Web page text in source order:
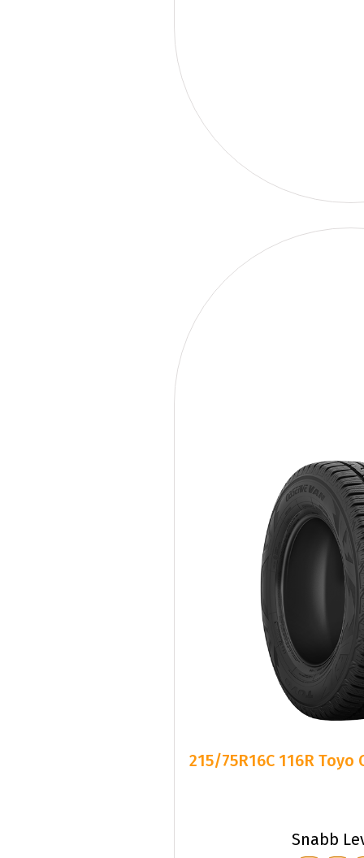
215/75R16C 116R
Snabb